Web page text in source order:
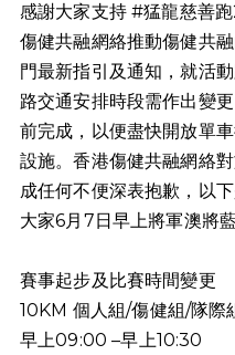
感謝大家支持 #猛龍慈善
傷健共融網絡推動傷健共
門最新指引及通知，就活
路交通安排時段需作出變
前完成，以便盡快開放單
設施。香港傷健共融網絡
成任何不便深表抱歉，以
大家6月7日早上將軍澳將
賽事起步及比賽時間變更
10KM 個人組/傷健組/隊際
早上09:00 –早上10:30